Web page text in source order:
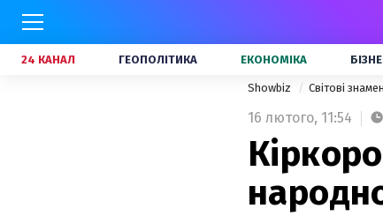
24 КАНАЛ ГЕОПОЛІТИКА ЕКОНОМІКА
Showbiz Світові
16 лютого, 11:54